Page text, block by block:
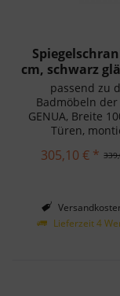
cm, schwarz
montiert
passend zu
Badmöbeln der
GENUA, Breite
Türen,
305,10 € *
Lieferung in
Lieferzeit 4